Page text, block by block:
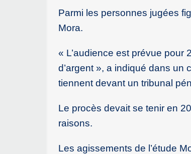
Parmi les personnes jugées
Mora.
« L’audience est prévue
d’argent », a indiqué dans un
tiennent devant un tribunal
Le procès devait se tenir en
raisons.
Les agissements de l’étude